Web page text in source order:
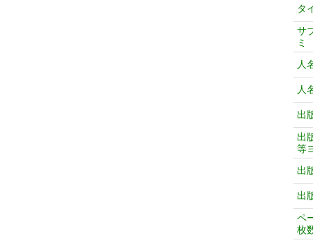
タ
サ
ミ
人
人
出
出
等
出
出
ペ
枚